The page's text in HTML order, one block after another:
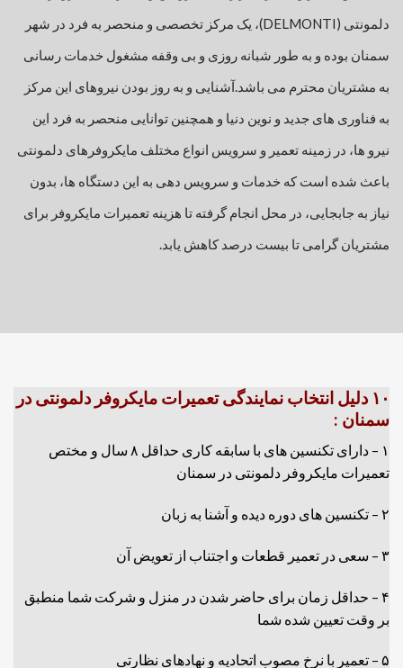
دلمونتی (DELMONTI)، یک مرکز تخصصی و منحصر به فرد در شهر
سمنان بوده و به طور شبانه روزی و بی وقفه مشغول خدمات رسانی
به مشتریان محترم می باشد.آشنایی و به روز بودن نیروهای این مرکز
به فناوری های جدید و نوین دنیا و همچنین توانایی منحصر به فرد این
نیرو ها، در زمینه تعمیر و سرویس انواع مختلف مایکروفرهای دلمونتی
باعث شده است که خدمات و سرویس دهی به این دستگاه ها، بدون
نیاز به جابجایی، در محل انجام گرفته تا هزینه تعمیرات مایکروفر برای
مشتریان گرامی تا بیست درصد کاهش یابد.
۱۰ دلیل انتخاب نمایندگی تعمیرات مایکروفر دلمونتی در
سمنان :
۱ – دارای تکنسین های با سابقه کاری حداقل ۸ سال و مختص
تعمیرات مایکروفر دلمونتی در سمنان
۲ – تکنسین های دوره دیده و آشنا به زبان
۳ – سعی در تعمیر قطعات و اجتناب از تعویض آن
۴ – حداقل زمان برای حاضر شدن در منزل و شرکت شما منطبق
بر وقت تعیین شده شما
۵ – تعمیر با نرخ مصوب اتحادیه و نهادهای نظارتی